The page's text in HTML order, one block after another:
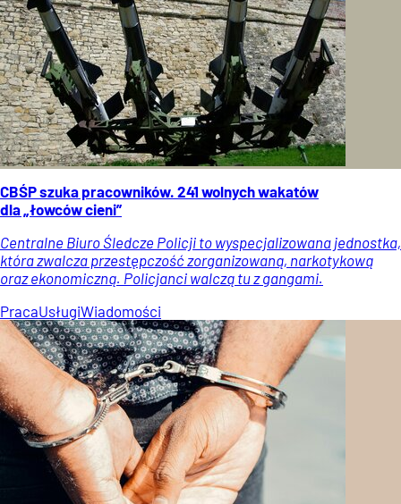
CBŚP szuka pracowników. 241 wolnych wakatów
dla „łowców cieni”
Centralne Biuro Śledcze Policji to wyspecjalizowana jednostka,
która zwalcza przestępczość zorganizowaną, narkotykową
oraz ekonomiczną. Policjanci walczą tu z gangami.
PracaUsługiWiadomości